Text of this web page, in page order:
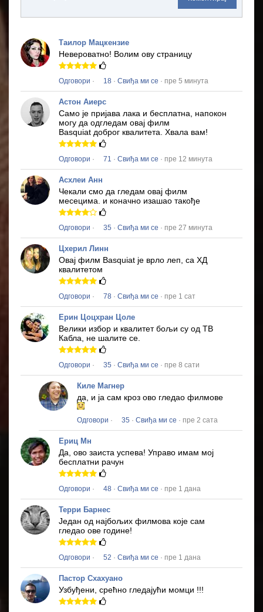
Таилор Мацкензие
Невероватно! Волим ову страницу
Одговори · 18 · Свиђа ми се · пре 5 минута
Астон Аиерс
Само је пријава лака и бесплатна, напокон
могу да одгледам овај филм
Basquiat доброг квалитета. Хвала вам!
Одговори · 71 · Свиђа ми се · пре 12 минута
Асхлеи Анн
Чекали смо да гледам овај филм
месецима. и коначно изашао такође
Одговори · 35 · Свиђа ми се · пре 27 минута
Цхерил Линн
Овај филм Basquiat је врло леп, са ХД
квалитетом
Одговори · 78 · Свиђа ми се · пре 1 сат
Ерин Цоцхран Цоле
Велики избор и квалитет бољи су од ТВ
Кабла, не шалите се.
Одговори · 35 · Свиђа ми се · пре 8 сати
Киле Магнер
да, и ја сам кроз ово гледао филмове
Одговори · 35 · Свиђа ми се · пре 2 сата
Ериц Мн
Да, ово заиста успева! Управо имам мој
бесплатни рачун
Одговори · 48 · Свиђа ми се · пре 1 дана
Терри Барнес
Један од најбољих филмова које сам
гледао ове године!
Одговори · 52 · Свиђа ми се · пре 1 дана
Пастор Схахуано
Узбуђени, срећно гледајући момци !!!